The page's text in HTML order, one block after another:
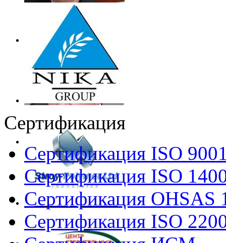
Сертификация
Сертификация ISO
Сертификация ISO
Сертификация OHSAS
Сертификация ISO